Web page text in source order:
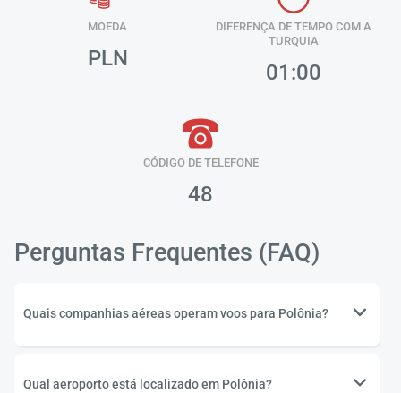
MOEDA
PLN
DIFERENÇA DE TEMPO COM A
TURQUIA
01:00
CÓDIGO DE TELEFONE
48
Perguntas Frequentes (FAQ)
Quais companhias aéreas operam voos para Polônia?
Qual aeroporto está localizado em Polônia?